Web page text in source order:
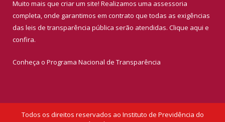
Muito mais que criar um site! Realizamos uma assessoria
completa, onde garantimos em contrato que todas as exigências
das leis de transparência pública serão atendidas. Clique aqui e
confira.
Conheça o Programa Nacional de Transparência
Todos os direitos reservados ao Instituto de Previdência do